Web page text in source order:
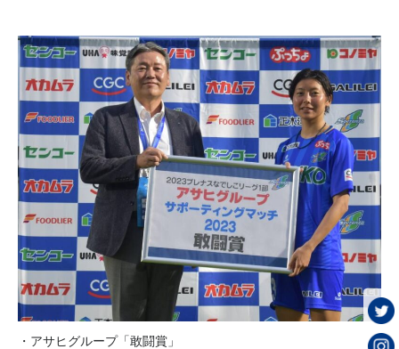
・アサヒグループ「敢闘賞」